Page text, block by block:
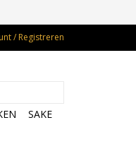
/ Registreren
SAKE